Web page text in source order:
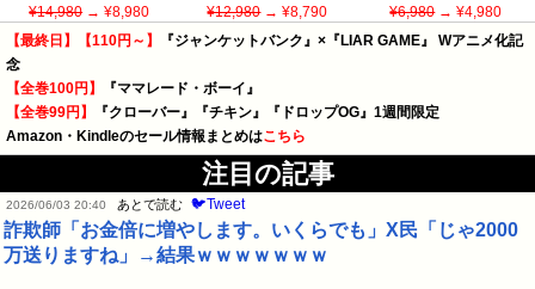
¥14,980→ ¥8,980 ¥12,980→ ¥8,790 ¥6,980→ ¥4,980
【最終日】【110円～】
『ジャンケットバンク』×『LIAR GAME』 Wアニメ化記
念
【全巻100円】
『ママレード・ボーイ』
【全巻99円】
『クローバー』『チキン』『ドロップOG』1週間限定
Amazon・Kindleのセール情報まとめはこちら
注目の記事
2026/06/03 20:40 あとで読む 🐦Tweet
詐欺師「お金倍に増やします。いくらでも」X民「じゃ2000
万送りますね」→結果ｗｗｗｗｗｗｗ